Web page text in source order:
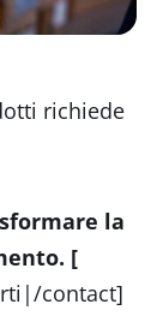
richiede
la
[
contact]